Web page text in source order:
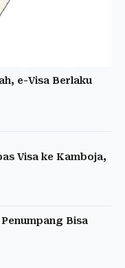
e-Visa Berlaku
Visa ke Kamboja,
Bisa